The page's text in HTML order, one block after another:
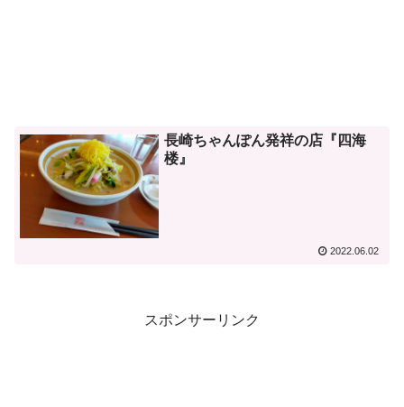
長崎ちゃんぽん発祥の店『四海
楼』
2022.06.02
スポンサーリンク